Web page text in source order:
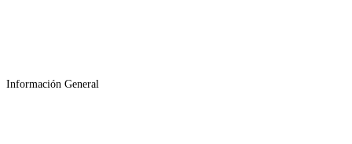
Información General